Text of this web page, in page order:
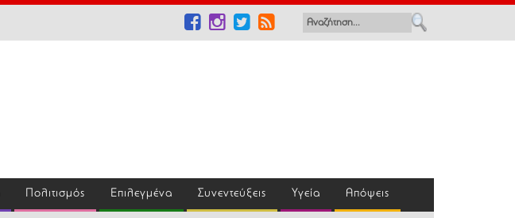
Πολιτισμός Επιλεγμένα Συνεντεύξεις Υγεία Απόψεις